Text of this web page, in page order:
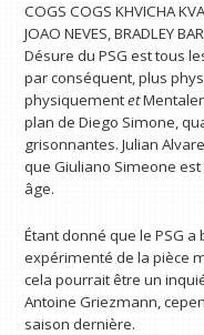
COGS COGS KHVICHA
JOAO NEVES, BRADLEY
Désure du PSG est tous
par conséquent, plus
physiquementet
plan de Diego Simone,
grisonnantes. Julian
que Giuliano Simeone
âge.
Étant donné que le PSG
expérimenté de la pièce
cela pourrait être un
Antoine Griezmann,
saison dernière.